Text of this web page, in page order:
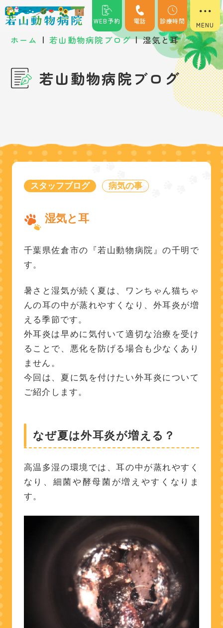
WEB予約 電話 診療時間
ホーム | 若山動物病院ブログ | 湿気と耳
若山動物病院ブログ
スタッフブログ 病気の事
湿気と耳
千葉県佐倉市の『若山動物病院』の千明で
す。
暑さと湿気が続く夏は、ワンちゃん猫ちゃ
んの耳の中が蒸れやすくなり、外耳炎が増
える季節です。
外耳炎は早めに気付いて適切な治療を受け
ることで、悪化を防げる場合も少なくあり
ません。
今回は、夏に気を付けたい外耳炎について
ご紹介します。
なぜ夏は外耳炎が増える？
高温多湿の環境では、耳の中が蒸れやすく
なり、細菌や酵母菌が増えやすくなりま
す。